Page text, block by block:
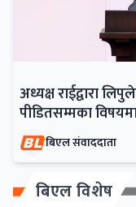
अध्यक्ष राईद्वारा
पीडितसम्मका
बिएल संवाददाता
बिएल विशेष